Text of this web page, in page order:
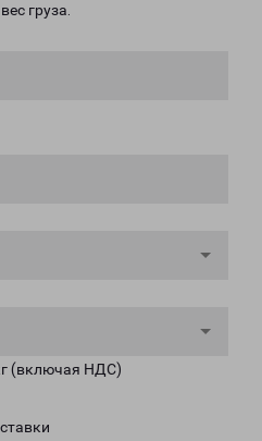
груза.
(включая НДС)